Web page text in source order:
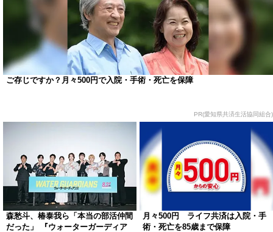
ご存じですか？月々500円で入院・手術・死亡を保障
PR(愛知県共済生活協同組合)
森愁斗、椿泰我ら「本当の部活仲間
だった」 『ウォーターガーディア
月々500円 ライフ共済は入院・手
術・死亡を85歳まで保障